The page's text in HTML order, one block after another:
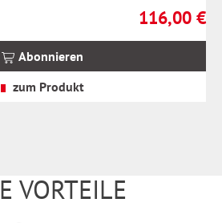
Regulärer
116,00 €
Abonnieren
zum Produkt
VORTEILE